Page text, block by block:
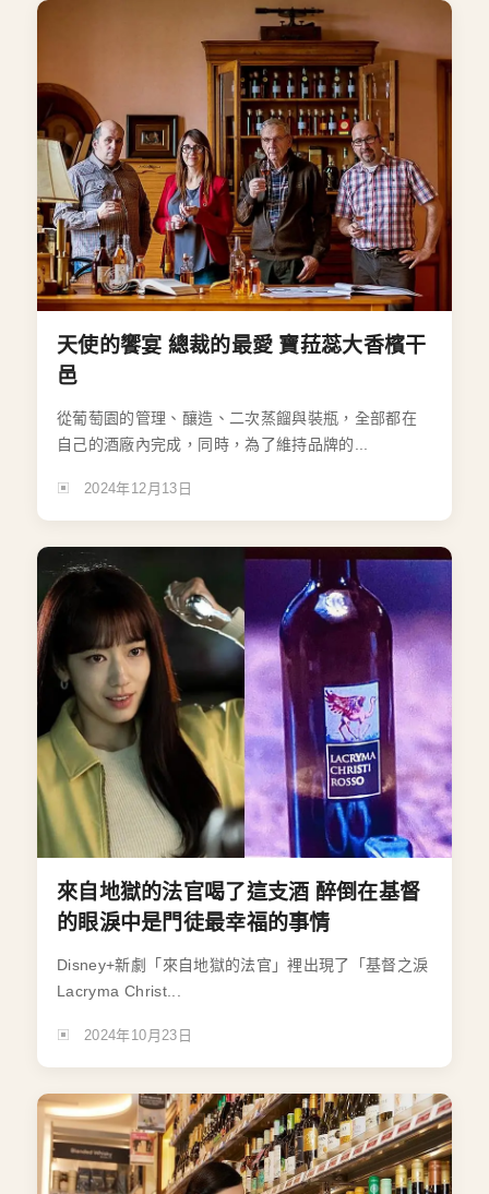
天使的饗宴 總裁的最愛 寶菈蕊大香檳干
邑
從葡萄園的管理、釀造、二次蒸餾與裝瓶，全部都在
自己的酒廠內完成，同時，為了維持品牌的...
2024年12月13日
來自地獄的法官喝了這支酒 醉倒在基督
的眼淚中是門徒最幸福的事情
Disney+新劇「來自地獄的法官」裡出現了「基督之淚
Lacryma Christ...
2024年10月23日